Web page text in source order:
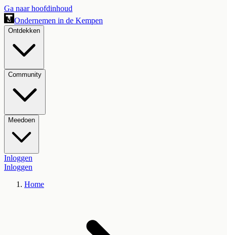
Ga naar hoofdinhoud
Ondernemen in de Kempen
Ontdekken
Community
Meedoen
Inloggen
Inloggen
Home